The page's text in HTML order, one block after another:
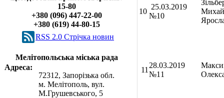
15-80
+380 (096) 447-22-00
+380 (619) 44-80-15
RSS 2.0 Cтрічка новин
Мелітопольська міська рада
Адреса:
72312, Запорізька обл.
м. Мелітополь, вул.
М.Грушевського, 5
10
25.03.2019
№10
11
28.03.2019
№11